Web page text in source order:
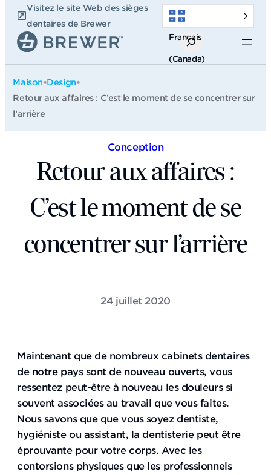
Passer
contenu
Visitez le site Web des sièges
dentaires de Brewer
Français
(Canada)
Recherche
Maison•Design•
Retour aux affaires : C’est le moment de se concentrer sur
l’arrière
Conception
Retour aux affaires :
C’est le moment de se
concentrer sur l’arrière
24 juillet 2020
Maintenant que de nombreux cabinets dentaires
de notre pays sont de nouveau ouverts, vous
ressentez peut-être à nouveau les douleurs si
souvent associées au travail que vous faites.
Nous savons que que vous soyez dentiste,
hygiéniste ou assistant, la dentisterie peut être
éprouvante pour votre corps. Avec les
contorsions physiques que les professionnels